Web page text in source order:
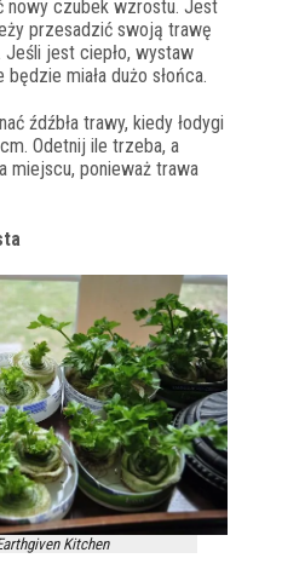
nowy czubek wzrostu. Jest
przesadzić swoją trawę
jest ciepło, wystaw
miała dużo słońca.
źdźbła trawy, kiedy łodygi
Odetnij ile trzeba, a
miejscu, ponieważ trawa
Kitchen